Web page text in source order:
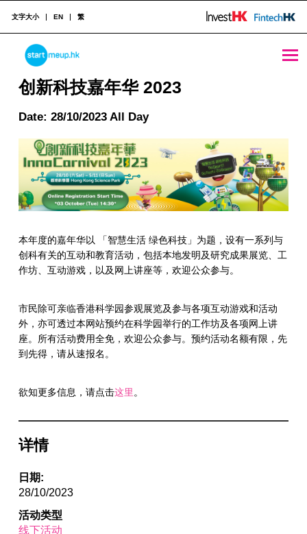
创新科技嘉年华 2023 - StartmeupHK
STARTMEUPHK
STARTMEUPHK FESTIVAL IS THE LEADING STARTUP AND INNOVATION CONFERENCE EVENT IN HONG KONG
文字大小 EN 繁
创新科技嘉年华 2023
Date: 28/10/2023 All Day
本年度的嘉年华以 「智慧生活 绿色科技」为题，设有一系列与
创科有关的互动和教育活动，包括本地发明及研究成果展览、工
作坊、互动游戏，以及网上讲座等，欢迎公众参与。
市民除可亲临香港科学园参观展览及参与各项互动游戏和活动
外，亦可透过本网站预约在科学园举行的工作坊及各项网上讲
座。所有活动费用全免，欢迎公众参与。预约活动名额有限，先
到先得，请从速报名。
欲知更多信息，请点击这里 。
详情
日期:
28/10/2023
活动类型
线下活动